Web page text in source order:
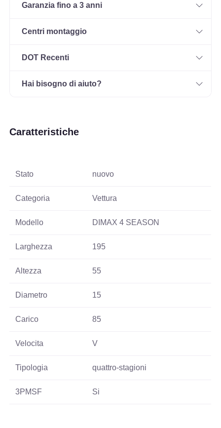
Garanzia fino a 3 anni
Centri montaggio
DOT Recenti
Hai bisogno di aiuto?
Caratteristiche
Stato nuovo
Categoria Vettura
Modello DIMAX 4 SEASON
Larghezza 195
Altezza 55
Diametro 15
Carico 85
Velocita V
Tipologia quattro-stagioni
3PMSF Si